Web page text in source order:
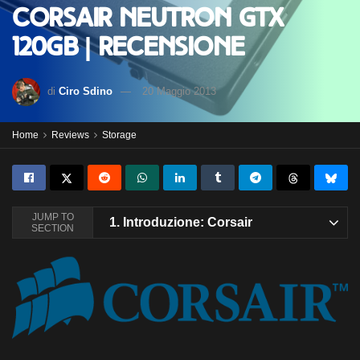
Corsair Neutron GTX
120GB | Recensione
di Ciro Sdino 20 Maggio 2013
Home Reviews Storage
JUMP TO
SECTION
1. Introduzione: Corsair